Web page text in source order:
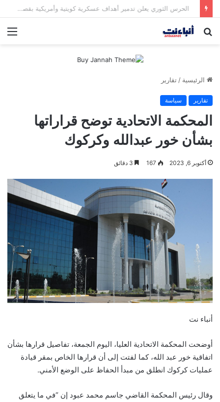
الحرس الثوري يعلن تدمير أهداف عسكرية كويتية وأمريكية بقصف صاروخي
بحث
الرئيسية / تقارير
تقارير سياسة
المحكمة الاتحادية توضح قراراتها
بشأن خور عبدالله وكركوك
أكتوبر 6, 2023 167
أنباء نت
أوضحت المحكمة الاتحادية العليا، اليوم الجمعة، تفاصيل قرارها بشأن
اتفاقية خور عبد الله، كما لفتت إلى أن قرارها الخاص بمقر قيادة
عمليات كركوك انطلق من مبدأ الحفاظ على الوضع الأمني.
وقال رئيس المحكمة القاضي جاسم محمد عبود إن “في ما يتعلق